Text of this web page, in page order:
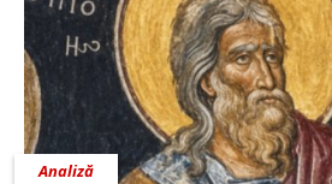
Analiză